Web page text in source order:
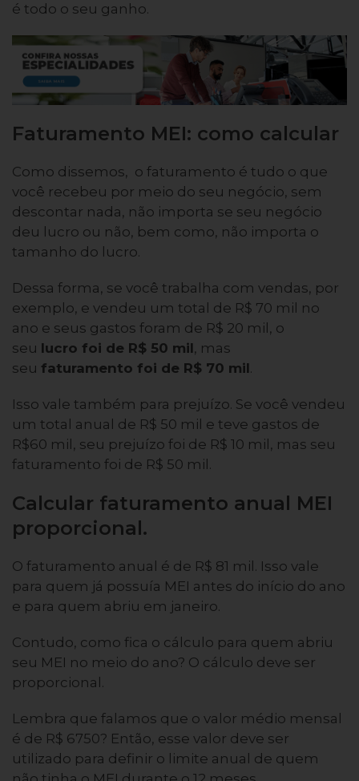
é todo o seu ganho.
Faturamento MEI: como calcular
Como dissemos, o faturamento é tudo o que
você recebeu por meio do seu negócio, sem
descontar nada, não importa se seu negócio
deu lucro ou não, bem como, não importa o
tamanho do lucro.
Dessa forma, se você trabalha com vendas, por
exemplo, e vendeu um total de R$ 70 mil no
ano e seus gastos foram de R$ 20 mil, o
seu lucro foi de R$ 50 mil, mas
seu faturamento foi de R$ 70 mil.
Isso vale também para prejuízo. Se você vendeu
um total anual de R$ 50 mil e teve gastos de
R$60 mil, seu prejuízo foi de R$ 10 mil, mas seu
faturamento foi de R$ 50 mil.
Calcular faturamento anual MEI
proporcional.
O faturamento anual é de R$ 81 mil. Isso vale
para quem já possuía MEI antes do início do ano
e para quem abriu em janeiro.
Contudo, como fica o cálculo para quem abriu
seu MEI no meio do ano? O cálculo deve ser
proporcional.
Lembra que falamos que o valor médio mensal
é de R$ 6750? Então, esse valor deve ser
utilizado para definir o limite anual de quem